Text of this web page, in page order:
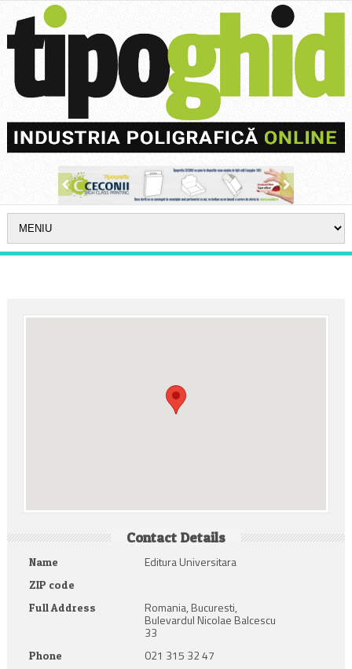
Contact Details
Name Editura Universitara
ZIP code
Full Address
Romania, Bucuresti,
Bulevardul Nicolae Balcescu
33
Phone 021 315 32 47